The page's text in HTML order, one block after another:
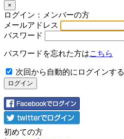
×
ログイン：メンバーの方
メールアドレス
パスワード
パスワードを忘れた方はこちら
次回から自動的にログインする
初めての方